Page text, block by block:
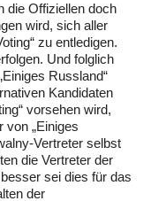
die Offiziellen doch
wird, sich aller
zu entledigen.
Und folglich
Russland“
Kandidaten
vorsehen wird,
von „Einiges
Vertreter selbst
die Vertreter der
sei dies für das
der